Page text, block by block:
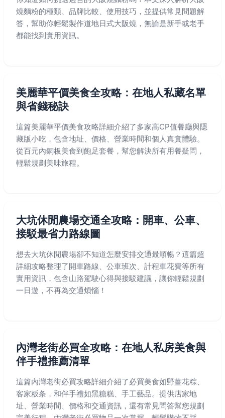
燒麵粉的種類、品牌比較、使用技巧，並提供常見問題解
答，幫助你輕鬆製作道地日式大阪燒，無論是新手或老手
都能找到實用資訊。
美麗華平價美食全攻略：在地人私藏名單
與省錢秘訣
這篇美麗華平價美食攻略詳細介紹了多家高CP值餐廳與隱
藏版小吃，包含地址、價格、營業時間和個人真實體驗。
從百元內銅板美食到飽足套餐，幫您解決所有用餐疑問，
輕鬆規劃美味旅程。
大坑休閒農場交通全攻略：開車、公車、
接駁最省力路線圖
想去大坑休閒農場卻不知道怎麼安排交通最順暢？這篇超
詳細攻略整理了開車路線、公車班次、計程車花費等所有
實用資訊，包含山路駕駛心得與接駁建議，讓你輕鬆規劃
一日遊，不再為交通煩惱！
內灣老街必買全攻略：在地人私房美食與
伴手禮推薦清單
這篇內灣老街必買攻略詳細介紹了必買美食如野薑花粽、
客家粄条，和伴手禮如黑糖糕、手工藝品。提供店家地
址、營業時間、價格和交通資訊，還有常見問答幫您規劃